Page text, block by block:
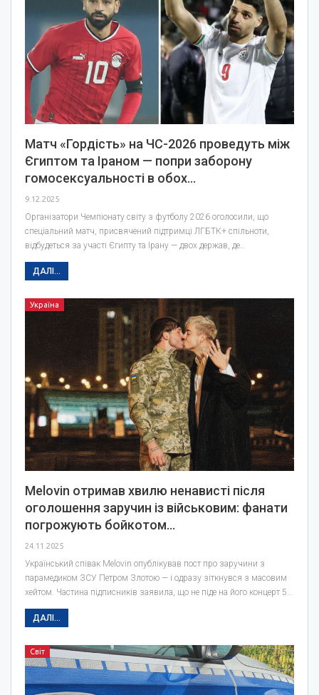
Матч «Гордість» на ЧС-2026 проведуть між
Єгиптом та Іраном — попри заборону
гомосексуальності в обох…
9.12.2025
Організатори Чемпіонату світу з футболу 2026 оголосили, що
спеціальний матч, присвячений підтримці ЛГБТК+ спільноти,
відбудеться за участі Єгипту та Ірану — двох держав, де…
ДАЛІ...
Україна
Melovin отримав хвилю ненависті після
оголошення заручин із військовим: фанати
погрожують бойкотом…
24.11.2025
Український співак Melovin опублікував пост про заручини з
парамедиком ЗСУ Петром Злотою — і одразу зіткнувся з масовим
хейтом. Частина підписників заявила, що не піде на його концерт 5…
ДАЛІ...
Світ